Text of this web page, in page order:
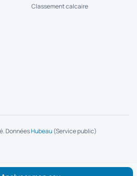
Classement calcaire
DonnéesHubeau(Service public)